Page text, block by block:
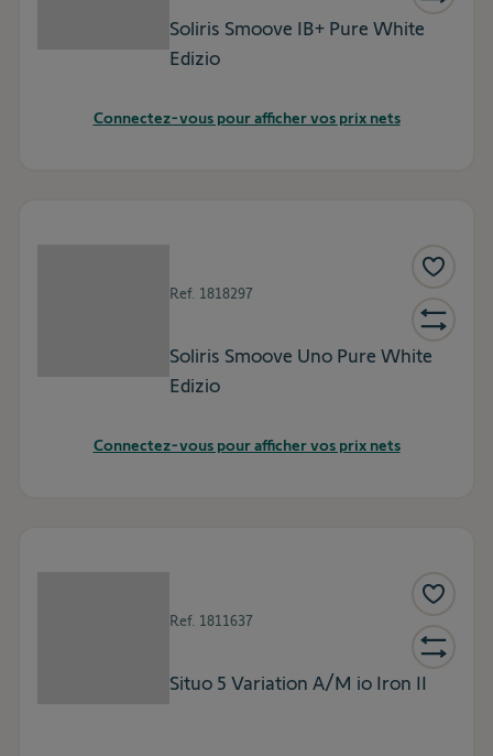
Soliris Smoove IB+ Pure White
Edizio
Connectez-vous pour afficher vos prix nets
Ref. 1818297
Soliris Smoove Uno Pure White
Edizio
Connectez-vous pour afficher vos prix nets
Ref. 1811637
Situo 5 Variation A/M io Iron II